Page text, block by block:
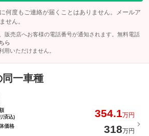
何度もご連絡が届くことはありません。メールア
せん。
販売店へお客様の電話番号が通知されます。無料電話
ら
用いただけません。
同一車種
済込)
354.1万円
価格
318万円